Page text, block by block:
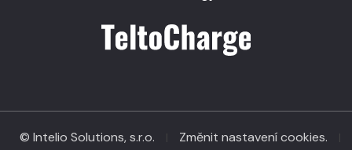
© Intelio Solutions, s.r.o. | Změnit nastavení cookies. |